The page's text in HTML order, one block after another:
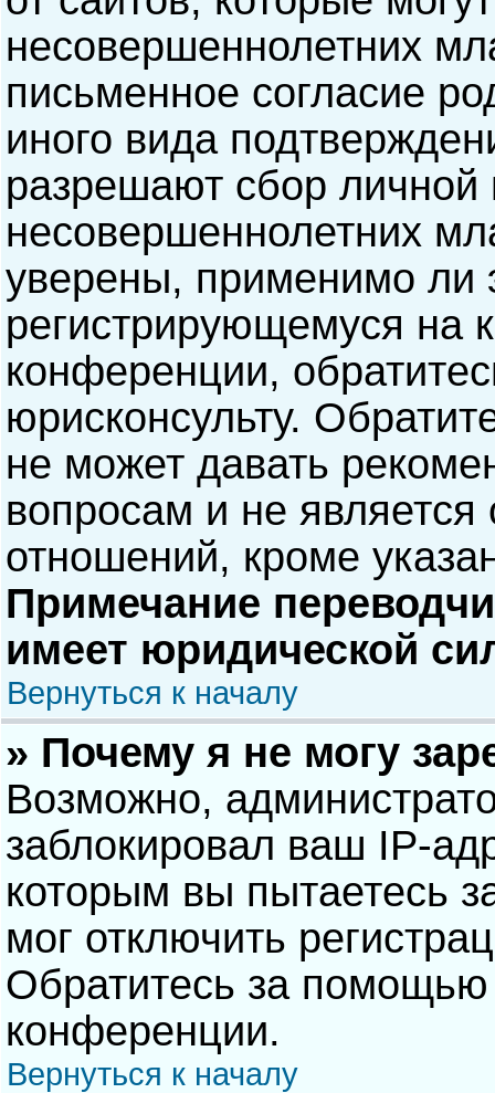
несовершеннолетних
письменное согласие
иного вида
разрешают сбор
несовершеннолетних
уверены, применимо ли
регистрирующемуся на
конференции,
юрисконсульту.
не может давать
вопросам и не
отношений, кроме
Примечание
имеет юридической
Вернуться к началу
» Почему я не могу
Возможно,
заблокировал ваш IP-
которым вы пытаетесь
мог отключить
Обратитесь за помощью
конференции.
Вернуться к началу